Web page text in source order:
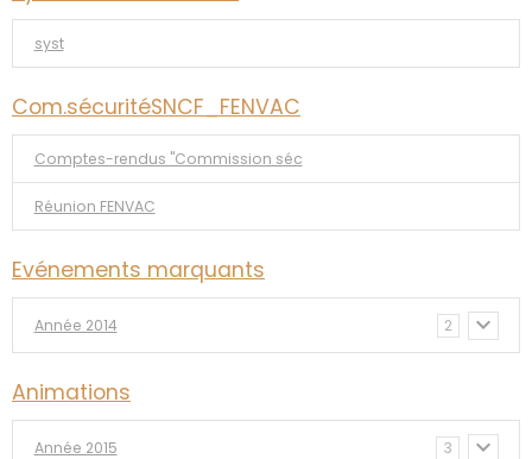
syst
Com.sécuritéSNCF_FENVAC
Comptes-rendus "Commission séc
Réunion FENVAC
Evénements marquants
Année 2014 2
Animations
Année 2015 3